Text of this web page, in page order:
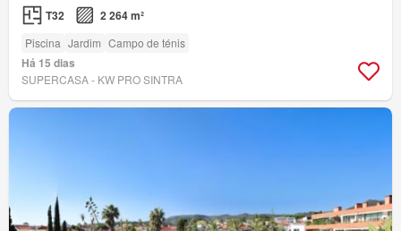
T32 2 264 m²
Piscina Jardim Campo de ténis
Há 15 dias
SUPERCASA - KW PRO SINTRA